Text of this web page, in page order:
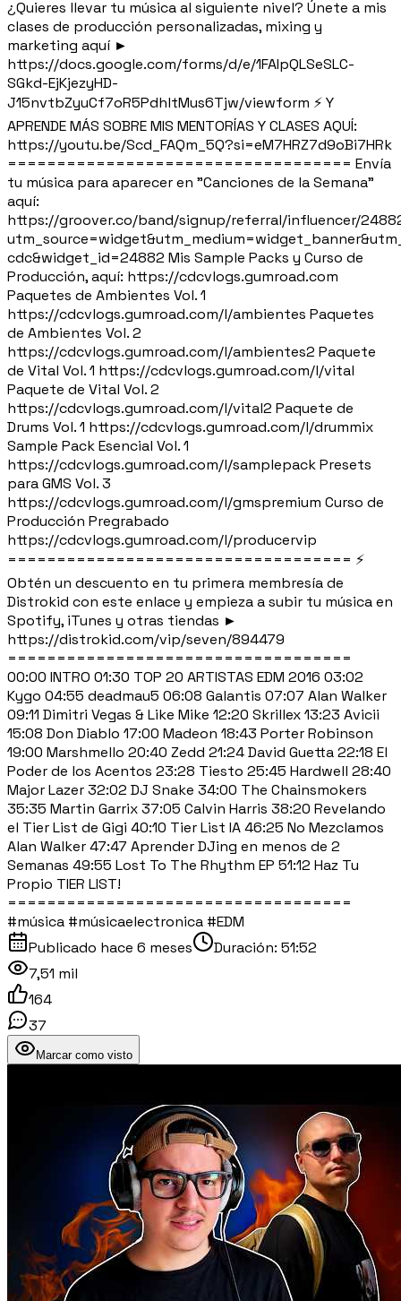
¿Quieres llevar tu música al siguiente nivel? Únete a mis
clases de producción personalizadas, mixing y
marketing aquí ►
https://docs.google.com/forms/d/e/1FAIpQLSeSLC-
SGkd-EjKjezyHD-
J15nvtbZyuCf7oR5PdhltMus6Tjw/viewform ⚡ Y
APRENDE MÁS SOBRE MIS MENTORÍAS Y CLASES AQUÍ:
https://youtu.be/Scd_FAQm_5Q?si=eM7HRZ7d9oBi7HRk
=================================== Envía
tu música para aparecer en "Canciones de la Semana"
aquí:
https://groover.co/band/signup/referral/influencer/
cdc&widget_id=24882 Mis Sample Packs y Curso de
Producción, aquí: https://cdcvlogs.gumroad.com
Paquetes de Ambientes Vol. 1
https://cdcvlogs.gumroad.com/l/ambientes Paquetes
de Ambientes Vol. 2
https://cdcvlogs.gumroad.com/l/ambientes2 Paquete
de Vital Vol. 1 https://cdcvlogs.gumroad.com/l/vital
Paquete de Vital Vol. 2
https://cdcvlogs.gumroad.com/l/vital2 Paquete de
Drums Vol. 1 https://cdcvlogs.gumroad.com/l/drummix
Sample Pack Esencial Vol. 1
https://cdcvlogs.gumroad.com/l/samplepack Presets
para GMS Vol. 3
https://cdcvlogs.gumroad.com/l/gmspremium Curso de
Producción Pregrabado
https://cdcvlogs.gumroad.com/l/producervip
=================================== ⚡
Obtén un descuento en tu primera membresía de
Distrokid con este enlace y empieza a subir tu música en
Spotify, iTunes y otras tiendas ►
https://distrokid.com/vip/seven/894479
===================================
00:00 INTRO 01:30 TOP 20 ARTISTAS EDM 2016 03:02
Kygo 04:55 deadmau5 06:08 Galantis 07:07 Alan Walker
09:11 Dimitri Vegas & Like Mike 12:20 Skrillex 13:23 Avicii
15:08 Don Diablo 17:00 Madeon 18:43 Porter Robinson
19:00 Marshmello 20:40 Zedd 21:24 David Guetta 22:18 El
Poder de los Acentos 23:28 Tiesto 25:45 Hardwell 28:40
Major Lazer 32:02 DJ Snake 34:00 The Chainsmokers
35:35 Martin Garrix 37:05 Calvin Harris 38:20 Revelando
el Tier List de Gigi 40:10 Tier List IA 46:25 No Mezclamos
Alan Walker 47:47 Aprender DJing en menos de 2
Semanas 49:55 Lost To The Rhythm EP 51:12 Haz Tu
Propio TIER LIST!
===================================
#música #músicaelectronica #EDM
Publicado hace 6 meses Duración: 51:52
7,51 mil
164
37
Marcar como visto